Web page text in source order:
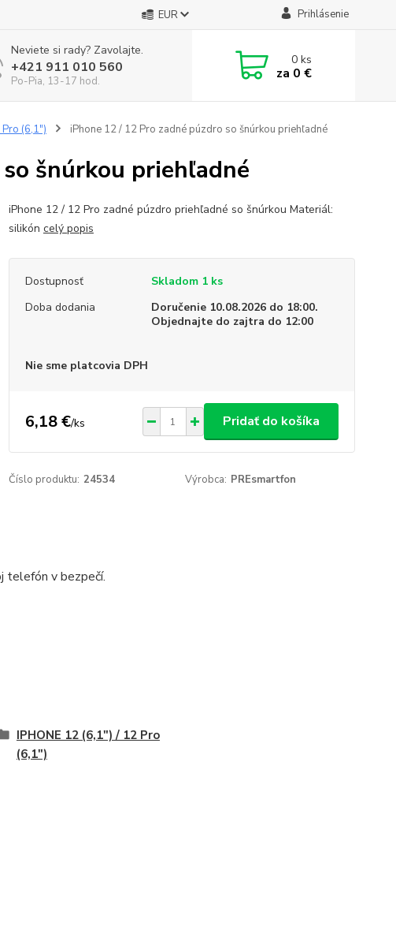
EUR Prihlásenie
Neviete si rady? Zavolajte.
+421 911 010 560
Po-Pia, 13-17 hod.
0ks
za 0 €
(6,1") iPhone 12 / 12 Pro zadné púzdro so šnúrkou priehľadné
šnúrkou priehľadné
iPhone 12 / 12 Pro zadné púzdro priehľadné so šnúrkou Materiál:
silikón celý popis
Dostupnosť
Skladom 1 ks
Doba dodania
Doručenie 10.08.2026 do 18:00.
Objednajte do zajtra do 12:00
Nie sme platcovia DPH
6,18 €/ks Pridať do košíka
Číslo produktu: 24534 Výrobca: PREsmartfon
telefón v bezpečí.
IPHONE 12 (6,1") / 12 Pro
(6,1")